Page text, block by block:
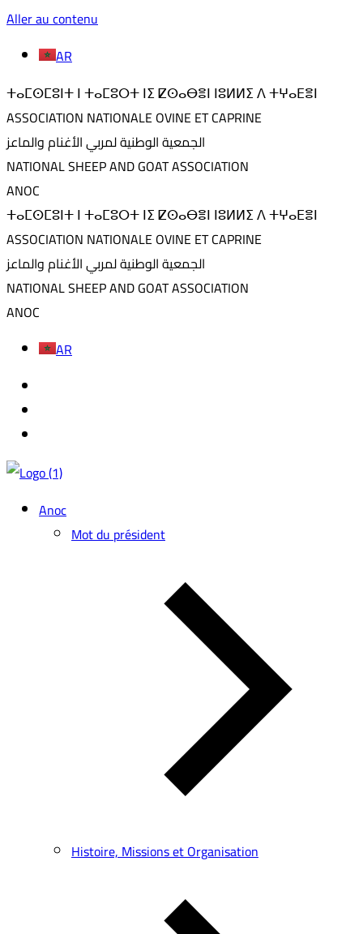
Aller au contenu
AR
ⵜⴰⵎⵙⵎⵓⵏⵜ ⵏ ⵜⴰⵎⵓⵔⵜ ⵏⵉ ⵇⵙⴰⴱⴻⵏ ⵏⵓⵍⵍⵉ ⴷ ⵜⵖⴰⴹⴻⵏ
ASSOCIATION NATIONALE OVINE ET CAPRINE
الجمعية الوطنية لمربي الأغنام والماعز
NATIONAL SHEEP AND GOAT ASSOCIATION
ANOC
ⵜⴰⵎⵙⵎⵓⵏⵜ ⵏ ⵜⴰⵎⵓⵔⵜ ⵏⵉ ⵇⵙⴰⴱⴻⵏ ⵏⵓⵍⵍⵉ ⴷ ⵜⵖⴰⴹⴻⵏ
ASSOCIATION NATIONALE OVINE ET CAPRINE
الجمعية الوطنية لمربي الأغنام والماعز
NATIONAL SHEEP AND GOAT ASSOCIATION
ANOC
AR
Anoc
Mot du président
Histoire, Missions et Organisation